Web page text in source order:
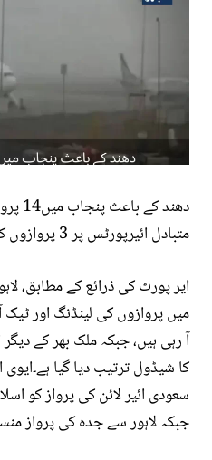
متبادل ائیرپورٹس پر 3 پروازوں کو منتقل کردیا گیا۔
ایر پورٹ کی ذرائع کے مطابق،
میں پروازوں کی لینڈنگ اور
کا شیڈول ترتیب دیا گیا
سعودی ائیر لائن کی پرواز کو
جبکہ لاہور سے جدہ کی پرواز